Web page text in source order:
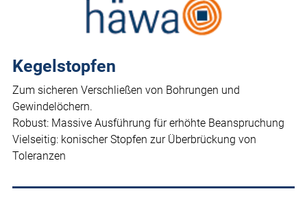
Kegelstopfen
Zum sicheren Verschließen von Bohrungen und
Gewindelöchern.
Robust: Massive Ausführung für erhöhte Beanspruchung
Vielseitig: konischer Stopfen zur Überbrückung von
Toleranzen